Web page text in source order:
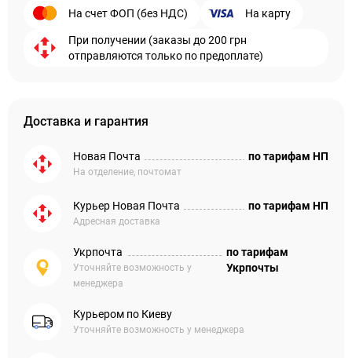
На счет ФОП (без НДС) На карту
При получении (заказы до 200 грн
отправляются только по предоплате)
Доставка и гарантия
Новая Почта
На отделение, почтомат
по тарифам НП
Курьер Новая Почта
Адресная доставка
по тарифам НП
Укрпочта
Уточняйте возможность у
менеджера
по тарифам
Укрпочты
Курьером по Киеву
Уточняйте возможность у менеджера